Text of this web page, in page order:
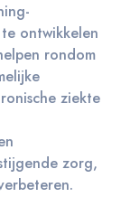
ontwikkelen
rondom
ziekte
zorg,